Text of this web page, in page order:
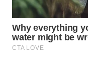
PADANG
LAWAS
WN
SUMEDANG